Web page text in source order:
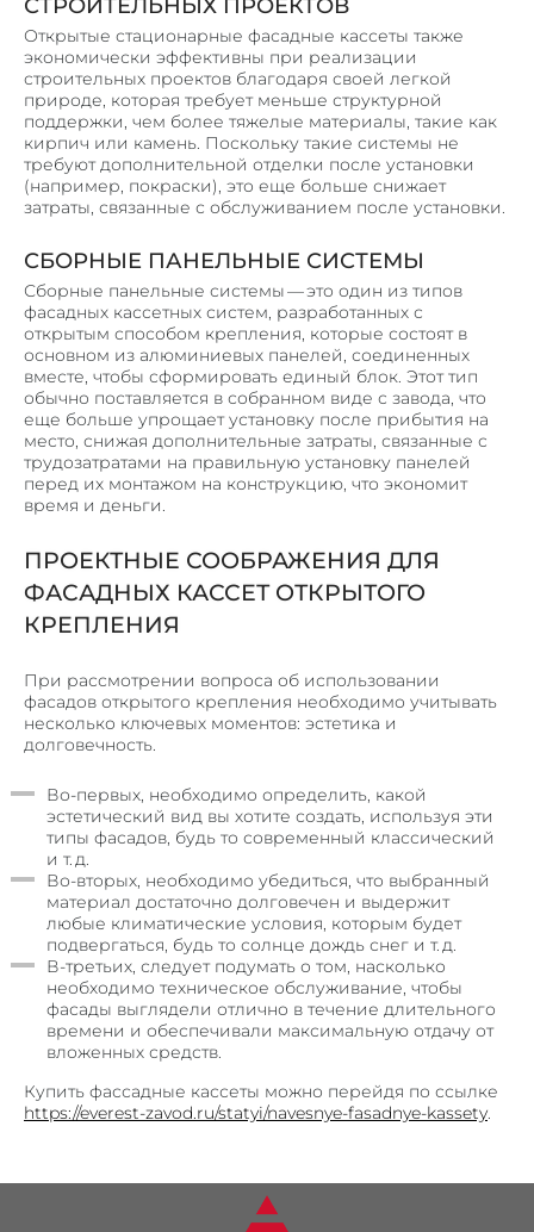
СТРОИТЕЛЬНЫХ ПРОЕКТОВ
Открытые стационарные фасадные кассеты также
экономически эффективны при реализации
строительных проектов благодаря своей легкой
природе, которая требует меньше структурной
поддержки, чем более тяжелые материалы, такие как
кирпич или камень. Поскольку такие системы не
требуют дополнительной отделки после установки
(например, покраски), это еще больше снижает
затраты, связанные с обслуживанием после установки.
СБОРНЫЕ ПАНЕЛЬНЫЕ СИСТЕМЫ
Сборные панельные системы — это один из типов
фасадных кассетных систем, разработанных с
открытым способом крепления, которые состоят в
основном из алюминиевых панелей, соединенных
вместе, чтобы сформировать единый блок. Этот тип
обычно поставляется в собранном виде с завода, что
еще больше упрощает установку после прибытия на
место, снижая дополнительные затраты, связанные с
трудозатратами на правильную установку панелей
перед их монтажом на конструкцию, что экономит
время и деньги.
ПРОЕКТНЫЕ СООБРАЖЕНИЯ ДЛЯ
ФАСАДНЫХ КАССЕТ ОТКРЫТОГО
КРЕПЛЕНИЯ
При рассмотрении вопроса об использовании
фасадов открытого крепления необходимо учитывать
несколько ключевых моментов: эстетика и
долговечность.
Во-первых, необходимо определить, какой
эстетический вид вы хотите создать, используя эти
типы фасадов, будь то современный классический
и т. д.
Во-вторых, необходимо убедиться, что выбранный
материал достаточно долговечен и выдержит
любые климатические условия, которым будет
подвергаться, будь то солнце дождь снег и т. д.
В-третьих, следует подумать о том, насколько
необходимо техническое обслуживание, чтобы
фасады выглядели отлично в течение длительного
времени и обеспечивали максимальную отдачу от
вложенных средств.
Купить фассадные кассеты можно перейдя по ссылке
https://everest-zavod.ru/statyi/navesnye-fasadnye-kassety
ОБОРУДОВАНИЕ
СЕРТИФИКАТЫ
УСЛУГИ